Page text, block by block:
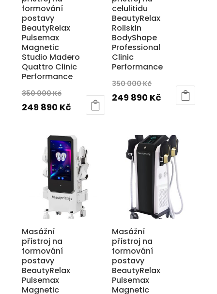
formování
postavy
BeautyRelax
Pulsemax
Magnetic
Studio Madero
Quattro Clinic
Performance
350 000Kč
cena
350
000 Kč.
249 890 KčAktuální
je:
249
890 Kč.
celulitidu
BeautyRelax
Rollskin
BodyShape
Professional
Clinic
Performance
350 000Kč
cena
000 Kč.
249 890 Kč Aktuální
249
890 Kč.
Masážní
přístroj na
formování
postavy
BeautyRelax
Pulsemax
Magnetic
Masážní
přístroj na
formování
postavy
BeautyRelax
Pulsemax
Magnetic